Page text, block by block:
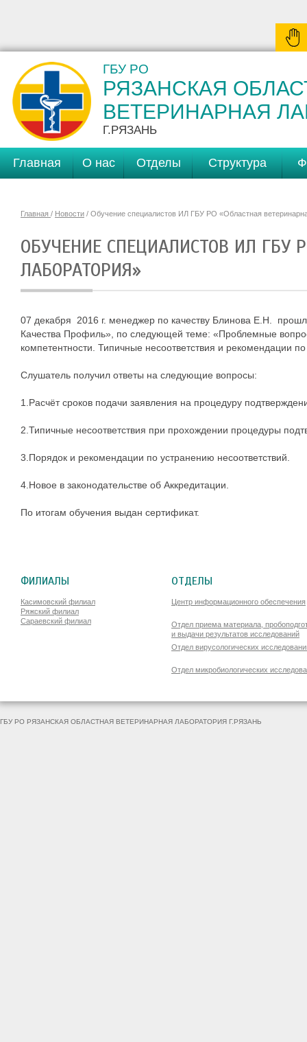
ГБУ РО
РЯЗАНСКАЯ
ВЕТЕРИНАРНАЯ
Г.РЯЗАНЬ
Главная О нас Отделы Структура
Главная / Новости / Обучение специалистов ИЛ ГБУ РО «Областная
ОБУЧЕНИЕ СПЕЦИАЛИСТОВ ИЛ ГБУ
ЛАБОРАТОРИЯ»
07 декабря 2016 г. менеджер по качеству Блинова Е.Н.
Качества Профиль», по следующей теме: «Проблемные
компетентности. Типичные несоответствия и рекомендации
Слушатель получил ответы на следующие вопросы:
1.Расчёт сроков подачи заявления на процедуру
2.Типичные несоответствия при прохождении процедуры
3.Порядок и рекомендации по устранению несоответствий.
4.Новое в законодательстве об Аккредитации.
По итогам обучения выдан сертификат.
ФИЛИАЛЫ
Касимовский филиал
Ряжский филиал
Сараевский филиал
ОТДЕЛЫ
Центр информационного обеспечения
Отдел приема материала,
и выдачи результатов исследований
Отдел вирусологических
Отдел микробиологических
ГБУ РО РЯЗАНСКАЯ ОБЛАСТНАЯ ВЕТЕРИНАРНАЯ ЛАБОРАТОРИЯ Г.РЯЗАНЬ